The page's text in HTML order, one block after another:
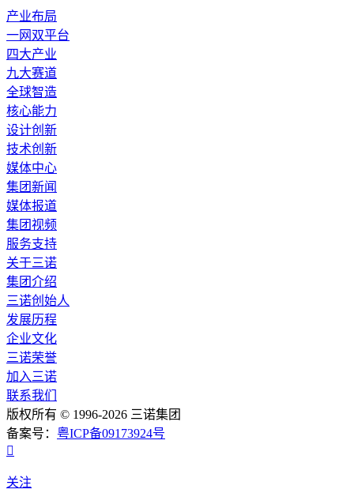
产业布局
一网双平台
四大产业
九大赛道
全球智造
核心能力
设计创新
技术创新
媒体中心
集团新闻
媒体报道
集团视频
服务支持
关于三诺
集团介绍
三诺创始人
发展历程
企业文化
三诺荣誉
加入三诺
联系我们
版权所有 © 1996-2026 三诺集团
备案号： 粤ICP备09173924号

关注